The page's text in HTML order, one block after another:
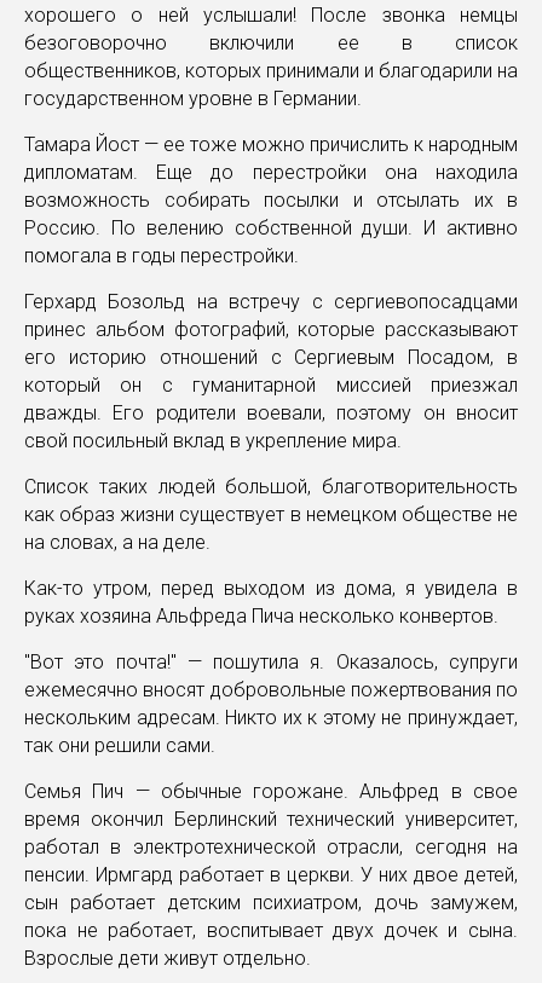
хорошего о ней услышали! После звонка немцы
безоговорочно включили ее в список
общественников, которых принимали и благодарили на
государственном уровне в Германии.
Тамара Йост — ее тоже можно причислить к народным
дипломатам. Еще до перестройки она находила
возможность собирать посылки и отсылать их в
Россию. По велению собственной души. И активно
помогала в годы перестройки.
Герхард Бозольд на встречу с сергиевопосадцами
принес альбом фотографий, которые рассказывают
его историю отношений с Сергиевым Посадом, в
который он с гуманитарной миссией приезжал
дважды. Его родители воевали, поэтому он вносит
свой посильный вклад в укрепление мира.
Список таких людей большой, благотворительность
как образ жизни существует в немецком обществе не
на словах, а на деле.
Как-то утром, перед выходом из дома, я увидела в
руках хозяина Альфреда Пича несколько конвертов.
"Вот это почта!" — пошутила я. Оказалось, супруги
ежемесячно вносят добровольные пожертвования по
нескольким адресам. Никто их к этому не принуждает,
так они решили сами.
Семья Пич — обычные горожане. Альфред в свое
время окончил Берлинский технический университет,
работал в электротехнической отрасли, сегодня на
пенсии. Ирмгард работает в церкви. У них двое детей,
сын работает детским психиатром, дочь замужем,
пока не работает, воспитывает двух дочек и сына.
Взрослые дети живут отдельно.